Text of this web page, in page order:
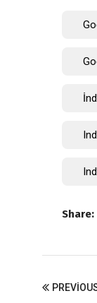
Share: